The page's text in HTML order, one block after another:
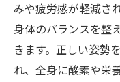
みや疲労感が軽減さ
身体のバランスを整
きます。正しい姿勢
れ、全身に酸素や栄